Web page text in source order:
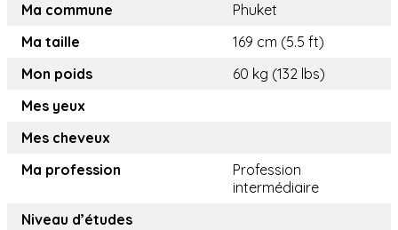
Ma commune
Phuket
Ma taille
169 cm (5.5 ft)
Mon poids
60 kg (132 lbs)
Mes yeux
Mes cheveux
Ma profession
Profession
intermédiaire
Niveau d’études